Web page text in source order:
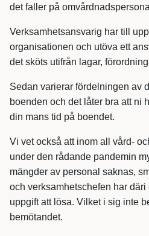
det faller på
Verksamhetsansvarig har till
organisationen och utöva ett
det sköts utifrån lagar,
Sedan varierar fördelningen av
boenden och det låter bra att ni
din mans tid på boendet.
Vi vet också att inom all vård-
under den rådande pandemin
mängder av personal saknas,
och verksamhetschefen har
uppgift att lösa. Vilket i sig inte
bemötandet.